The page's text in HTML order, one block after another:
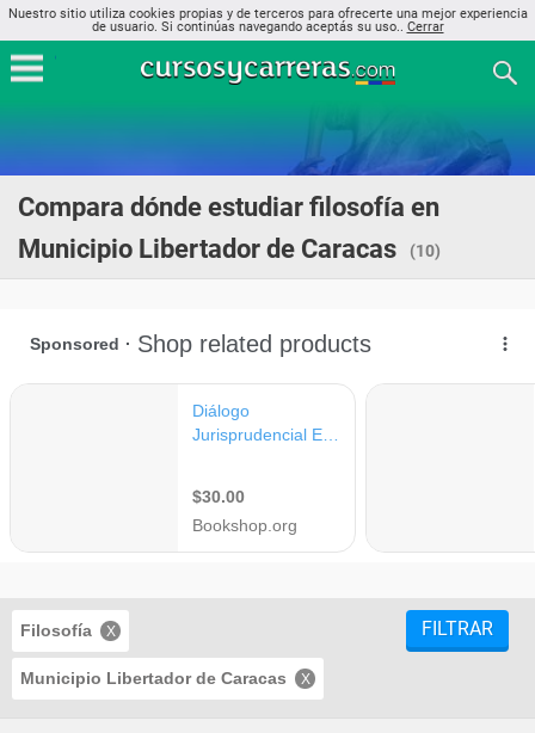
Nuestro sitio utiliza cookies propias y de terceros para ofrecerte una mejor experiencia
de usuario. Si continúas navegando aceptás su uso.. Cerrar
Compara dónde estudiar filosofía en
Municipio Libertador de Caracas
(10)
Filosofía
Municipio Libertador de Caracas
FILTRAR